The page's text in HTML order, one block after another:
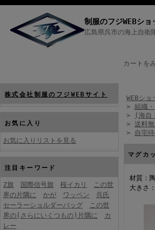
制服のフジWEBショ
広島県呉市の海上自衛
カートを
株式会社制服のフジWEBサイト
お気に入り
お気に入りリストを見る
注目キーワード
Z旗 国際信号旗 桜イカリ
この世
界の片隅に
かが ワッペン
呉氏
セーラーショルダーバッグ
この世
界の(さらにいくつもの)片隅に
カ
レー
WEBショ
> 組織
>
(海自
> 送料
>
自宅
マグカ
材質：
大きさ